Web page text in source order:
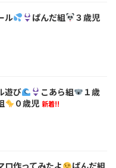
ル ぱんだ組 ３歳児
遊び こあら組
１歳
０歳児 新着!!